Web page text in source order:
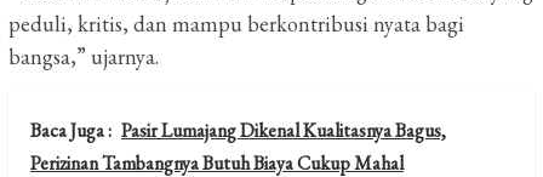
peduli, kritis, dan mampu berkontribusi nyata bagi
bangsa,” ujarnya.
Baca Juga : Pasir Lumajang Dikenal Kualitasnya Bagus,
Perizinan Tambangnya Butuh Biaya Cukup Mahal